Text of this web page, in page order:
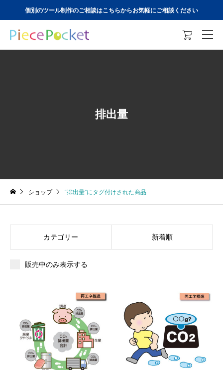
個別のツール制作のご相談はこちらからお気軽にご相談ください

排出量
ショップ “排出量”にタグ付けされた商品
カテゴリー 新着順
販売中のみ表示する